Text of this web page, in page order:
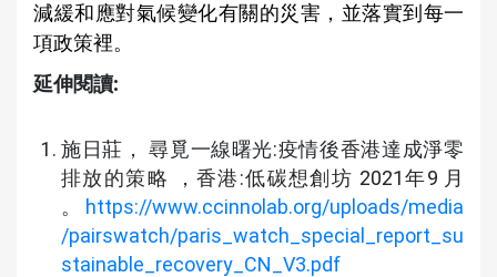
減緩和應對氣候變化有關的災害，並落實到每一
項政策裡。
延伸閱讀:
施日莊， 尋覓一線曙光:疫情後香港達成淨零
排放的策略 ，香港:低碳想創坊 2021年9 月
。
https://www.ccinnolab.org/uploads/media
/pairswatch/paris_watch_special_report_su
stainable_recovery_CN_V3.pdf